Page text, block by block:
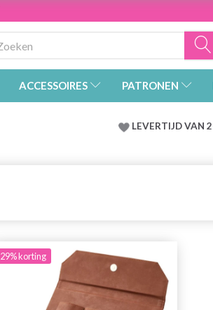
ACCESSOIRES PATRONEN
LEVERTIJD VAN
29% korting